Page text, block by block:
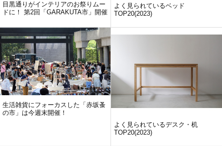
目黒通りがインテリアのお祭りムー
ドに！ 第2回「GARAKUTA市」開催
生活雑貨にフォーカスした「赤坂蚤
の市」は今週末開催！
よく見られているベッド
TOP20(2023)
よく見られているデスク・机
TOP20(2023)